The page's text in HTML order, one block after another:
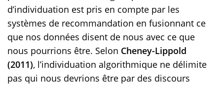
d’individuation est pris en compte par les
systèmes de recommandation en fusionnant ce
que nos données disent de nous avec ce que
nous pourrions être. Selon Cheney-Lippold
(2011), l’individuation algorithmique ne délimite
pas qui nous devrions être par des discours